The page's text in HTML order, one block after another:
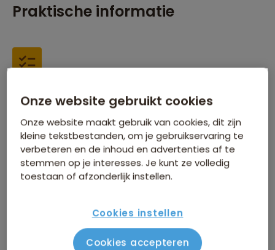
Praktische informatie
Inbegrepen in de reissom
Financiën
Onze website gebruikt cookies
Onze website maakt gebruik van cookies, dit zijn
kleine tekstbestanden, om je gebruikservaring te
verbeteren en de inhoud en advertenties af te
stemmen op je interesses. Je kunt ze volledig
toestaan of afzonderlijk instellen.
Cookies instellen
Cookies accepteren